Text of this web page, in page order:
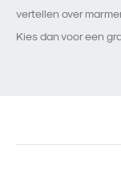
vertellen over
Kies dan voor een